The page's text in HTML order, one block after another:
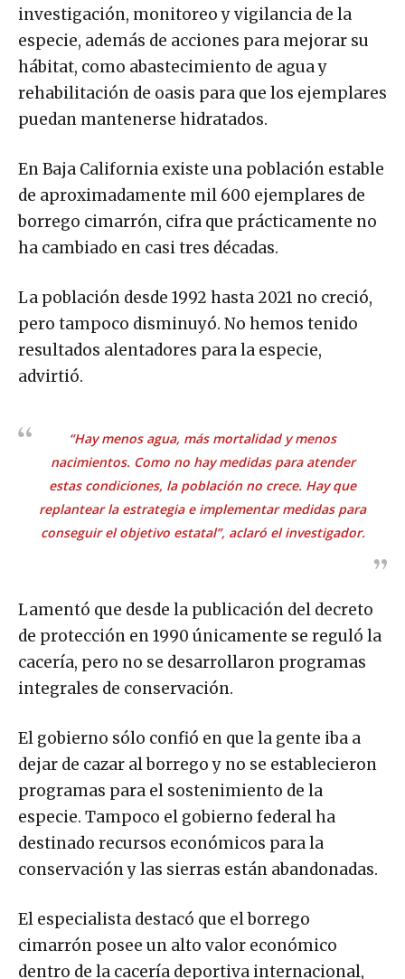
investigación, monitoreo y vigilancia de la
especie, además de acciones para mejorar su
hábitat, como abastecimiento de agua y
rehabilitación de oasis para que los ejemplares
puedan mantenerse hidratados.
En Baja California existe una población estable
de aproximadamente mil 600 ejemplares de
borrego cimarrón, cifra que prácticamente no
ha cambiado en casi tres décadas.
La población desde 1992 hasta 2021 no creció,
pero tampoco disminuyó. No hemos tenido
resultados alentadores para la especie,
advirtió.
“Hay menos agua, más mortalidad y menos
nacimientos. Como no hay medidas para atender
estas condiciones, la población no crece. Hay que
replantear la estrategia e implementar medidas para
conseguir el objetivo estatal”, aclaró el investigador.
Lamentó que desde la publicación del decreto
de protección en 1990 únicamente se reguló la
cacería, pero no se desarrollaron programas
integrales de conservación.
El gobierno sólo confió en que la gente iba a
dejar de cazar al borrego y no se establecieron
programas para el sostenimiento de la
especie. Tampoco el gobierno federal ha
destinado recursos económicos para la
conservación y las sierras están abandonadas.
El especialista destacó que el borrego
cimarrón posee un alto valor económico
dentro de la cacería deportiva internacional,